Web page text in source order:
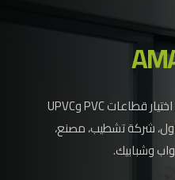
فريق AMAN PVC جاهز لمساعدتك في اختيار قطاعات PVC وUPVC
شركة تشطيب، مصنع،
وشبابيك.